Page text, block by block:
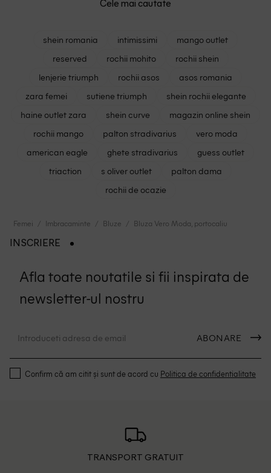
Cele mai cautate
shein romania intimissimi
mango outlet
reserved
rochii mohito
rochii shein
lenjerie triumph
rochii asos
asos romania
zara femei
sutiene triumph
shein rochii elegante
haine outlet zara
shein curve
magazin online shein
rochii mango
palton stradivarius
vero moda
american eagle
ghete stradivarius
guess outlet
triaction
s oliver outlet
palton dama
rochii de ocazie
Femei Imbracaminte Bluze Bluza Vero Moda, portocaliu
INSCRIERE
Afla toate noutatile si fii inspirata de
newsletter-ul nostru
ABONARE
Confirm că am citit și sunt de acord cu Politica de confidentialitate
TRANSPORT GRATUIT